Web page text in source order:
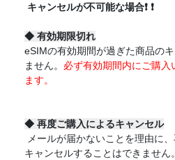
キャンセルが不可能な場合❗ ❗
◆ 有効期限切れ
eSIMの有効期間が過ぎた商品の
ません。 必ず有効期間内にご購入
ます。
◆ 再度ご購入によるキャンセル
メールが届かないことを理由に
キャンセルすることはできません。